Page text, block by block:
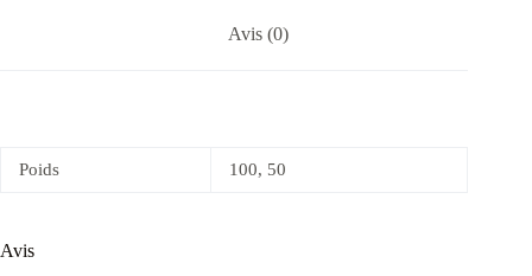
Avis (0)
Poids 100, 50
Avis